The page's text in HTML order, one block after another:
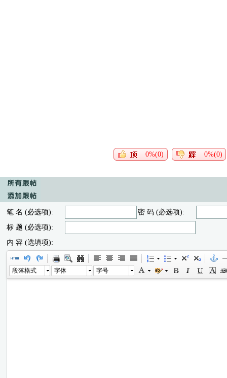
0%(0) 0%(0)
笔 名 (必选项):
密 码 (必选项):
标 题 (必选项):
内 容 (选填项):
段落格式 字体 字号